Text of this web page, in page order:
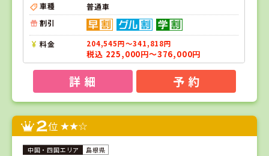
車種
普通車
割引
料金 204,545円～341,818円
税込 225,000円～376,000円
詳 細 予 約
2位
島根県